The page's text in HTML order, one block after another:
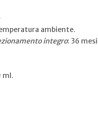
ambiente.
integro: 36
ml.